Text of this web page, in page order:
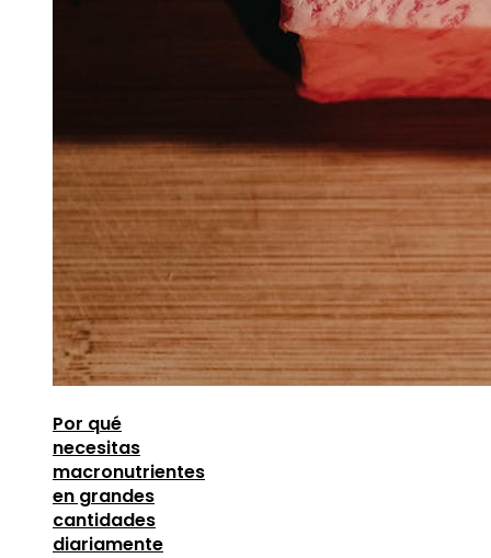
Por qué
necesitas
macronutrientes
en grandes
cantidades
diariamente